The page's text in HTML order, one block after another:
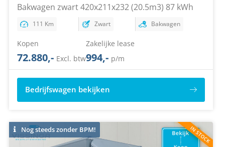
Bakwagen zwart 420x211x232 (20.5m3) 87 kWh
111 Km Zwart Bakwagen
Kopen
72.880,- Excl. btw
Zakelijke lease
994,- p/m
Bedrijfswagen bekijken
Nog steeds zonder BPM!